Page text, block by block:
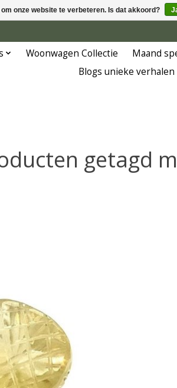
Woonwagen Collectie Maand
Blogs unieke verhalen
getagd
onze website te verbeteren. Is dat akkoord?